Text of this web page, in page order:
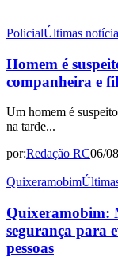
PolicialÚltimas
Homem é
companheira e
Um homem é
na tarde...
por:Redação RC06/
Quixeramobim
Quixeramobim:
segurança para
pessoas